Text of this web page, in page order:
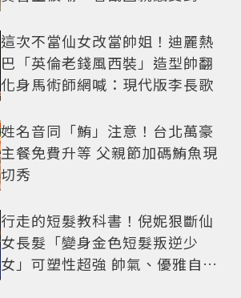
這次不當仙女改當帥姐！迪麗熱
巴「英倫老錢風西裝」造型帥翻
化身馬術師網喊：現代版李長歌
姓名音同「鮪」注意！台北萬豪
主餐免費升等 父親節加碼鮪魚現
切秀
行走的短髮教科書！倪妮狠斷仙
女長髮「變身金色短髮叛逆少
女」可塑性超強 帥氣、優雅自由